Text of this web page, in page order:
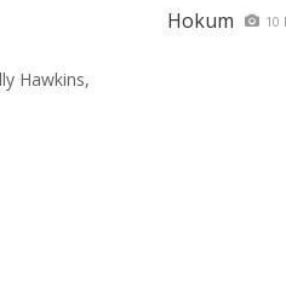
Hawkins,
Hokum 10